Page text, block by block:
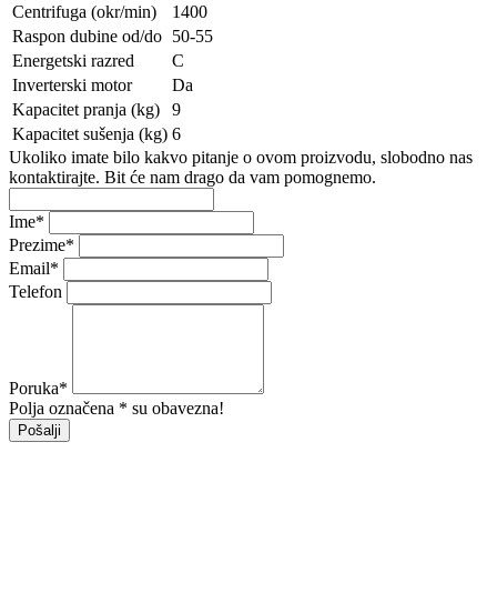
Centrifuga (okr/min)
1400
Raspon dubine od/do 50-55
Energetski razred
C
Inverterski motor
Da
Kapacitet pranja (kg)
9
Kapacitet sušenja (kg) 6
Ukoliko imate bilo kakvo pitanje o ovom proizvodu, slobodno nas
kontaktirajte. Bit će nam drago da vam pomognemo.
Ime*
Prezime*
Email*
Telefon
Poruka*
Polja označena * su obavezna!
Pošalji